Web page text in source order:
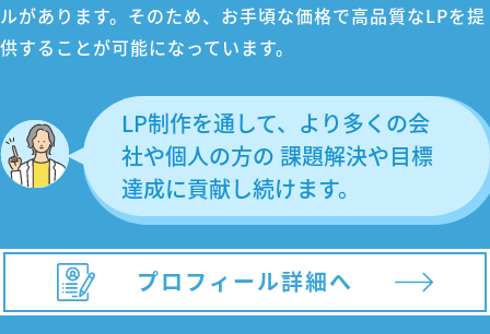
ルがあります。そのため、お手頃な価格で高品質なLPを提
供することが可能になっています。
LP制作を通して、より多くの会
社や個人の方の 課題解決や目標
達成に貢献し続けます。
プロフィール詳細へ